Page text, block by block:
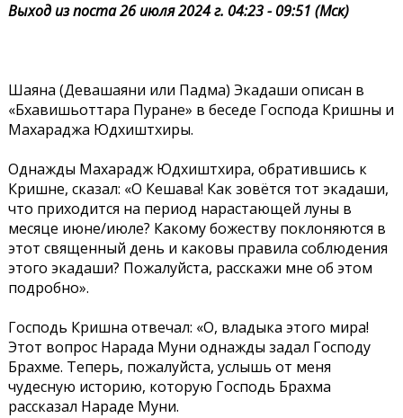
Выход из поста 26 июля 2024 г. 04:23 - 09:51 (Мск)
Шаяна (Девашаяни или Падма) Экадаши описан в
«Бхавишьоттара Пуране» в беседе Господа Кришны и
Махараджа Юдхиштхиры.
Однажды Махарадж Юдхиштхира, обратившись к
Кришне, сказал: «О Кешава! Как зовётся тот экадаши,
что приходится на период нарастающей луны в
месяце июне/июле? Какому божеству поклоняются в
этот священный день и каковы правила соблюдения
этого экадаши? Пожалуйста, расскажи мне об этом
подробно».
Господь Кришна отвечал: «О, владыка этого мира!
Этот вопрос Нарада Муни однажды задал Господу
Брахме. Теперь, пожалуйста, услышь от меня
чудесную историю, которую Господь Брахма
рассказал Нараде Муни.